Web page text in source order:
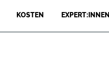
KOSTEN EXPERT:INNEN